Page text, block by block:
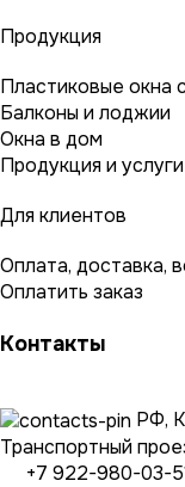
Продукция
Пластиковые окна
Балконы и лоджии
Окна в дом
Продукция и услуги
Для клиентов
Оплата, доставка,
Оплатить заказ
Контакты
РФ,
Транспортный
+7 922-980-03-